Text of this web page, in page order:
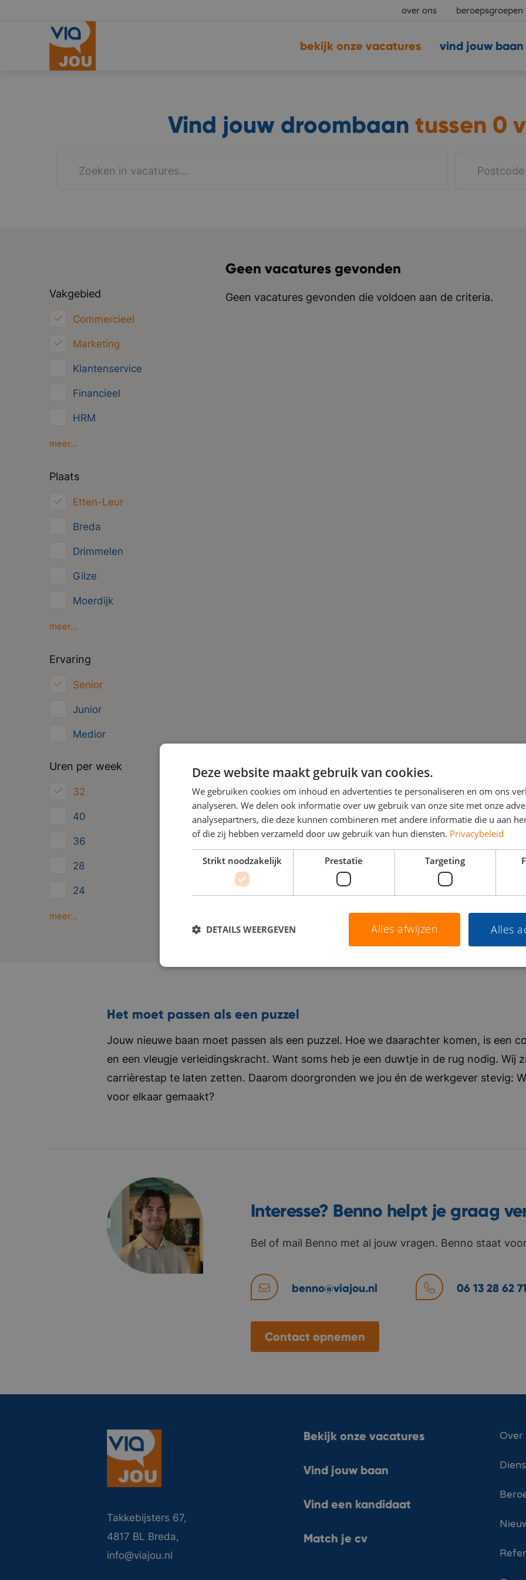
over ons beroepsgroepen
vind jouw baan
bekijk onze vacatures
Vind jouw droombaan tussen 0
Vakgebied
Commercieel
Marketing
Klantenservice
Financieel
HRM
Inkoop/Logistiek
meer...
Plaats
Etten-Leur
Breda
Drimmelen
Gilze
Moerdijk
Oosterhout
meer...
Ervaring
Senior
Junior
Medior
Uren per week
32
40
36
28
24
Minder dan 24
meer...
Geen vacatures gevonden
Geen vacatures gevonden die voldoen aan de criteria.
Het moet passen als een puzzel
Jouw nieuwe baan moet passen als een puzzel. Hoe we daarachter komen, is een
en een vleugje verleidingskracht. Want soms heb je een duwtje in de rug nodig. Wij
carrièrestap te laten zetten. Daarom doorgronden we jou én de werkgever stevig:
voor elkaar gemaakt?
Interesse? Benno helpt je graag
Bel of mail Benno met al jouw vragen. Benno staat
benno@viajou.nl 06 13 28 62
Contact opnemen
Takkebijsters 67,
4817 BL Breda,
info@viajou.nl
Bekijk onze vacatures
Vind jouw baan
Vind een kandidaat
Match je cv
Over
Deze website maakt gebruik van cookies.
We gebruiken cookies om inhoud en advertenties te personaliseren en om ons
analyseren. We delen ook informatie over uw gebruik van onze site met onze
analysepartners, die deze kunnen combineren met andere informatie die u aan
of die zij hebben verzameld door uw gebruik van hun diensten. Privacybeleid
Strikt noodzakelijk Prestatie Targeting
Alles
Alles afwijzen
DETAILS WEERGEVEN